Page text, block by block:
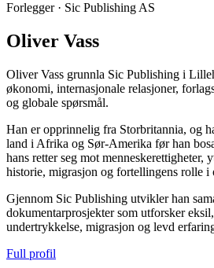
Forlegger · Sic Publishing AS
Oliver Vass
Oliver Vass grunnla Sic Publishing i
økonomi, internasjonale relasjoner,
og globale spørsmål.
Han er opprinnelig fra Storbritannia, og
land i Afrika og Sør-Amerika før han
hans retter seg mot menneskerettigheter,
historie, migrasjon og fortellingens rolle i
Gjennom Sic Publishing utvikler han
dokumentarprosjekter som utforsker
undertrykkelse, migrasjon og levd
Full profil